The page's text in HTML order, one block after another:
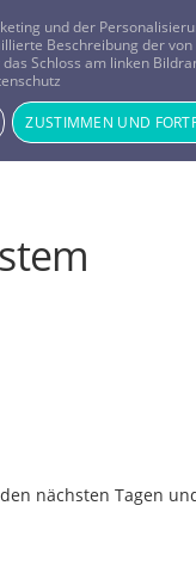
Horoskope
nächsten Tagen
und der
Beschreibung der
Schloss am linken
ZUSTIMMEN UND